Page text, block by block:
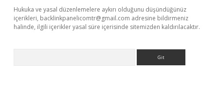
Hukuka ve yasal düzenlemelere aykırı olduğunu düşündüğünüz
içerikleri, backlinkpanelicomtr@gmail.com adresine bildirmeniz
halinde, ilgili içerikler yasal süre içerisinde sitemizden kaldırılacaktır.